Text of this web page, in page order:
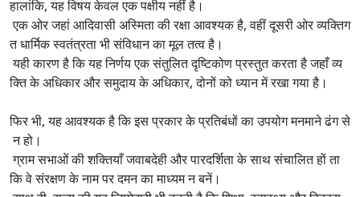
हालांकि, यह विषय केवल एक पक्षीय नहीं है।
एक ओर जहां आदिवासी अस्मिता की रक्षा आवश्यक है, वहीं दूसरी ओर व्यक्तिग
त धार्मिक स्वतंत्रता भी संविधान का मूल तत्व है।
यही कारण है कि यह निर्णय एक संतुलित दृष्टिकोण प्रस्तुत करता है जहाँ व्य
क्ति के अधिकार और समुदाय के अधिकार, दोनों को ध्यान में रखा गया है।
फिर भी, यह आवश्यक है कि इस प्रकार के प्रतिबंधों का उपयोग मनमाने ढंग से
न हो।
ग्राम सभाओं की शक्तियाँ जवाबदेही और पारदर्शिता के साथ संचालित हों ता
कि वे संरक्षण के नाम पर दमन का माध्यम न बनें।